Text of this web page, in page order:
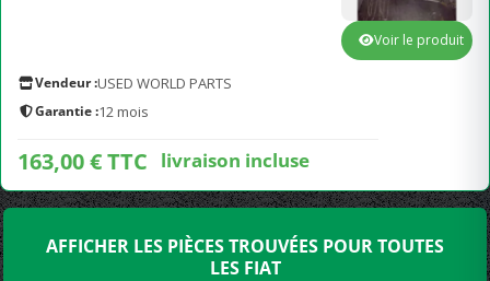
Vendeur :USED WORLD PARTS
Garantie :12 mois
163,00 € TTC livraison incluse
Voir le produit
AFFICHER LES PIÈCES TROUVÉES POUR TOUTES
LES FIAT